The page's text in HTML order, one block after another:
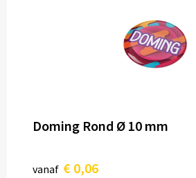
Doming Rond Ø 10 mm
vanaf € 0,06